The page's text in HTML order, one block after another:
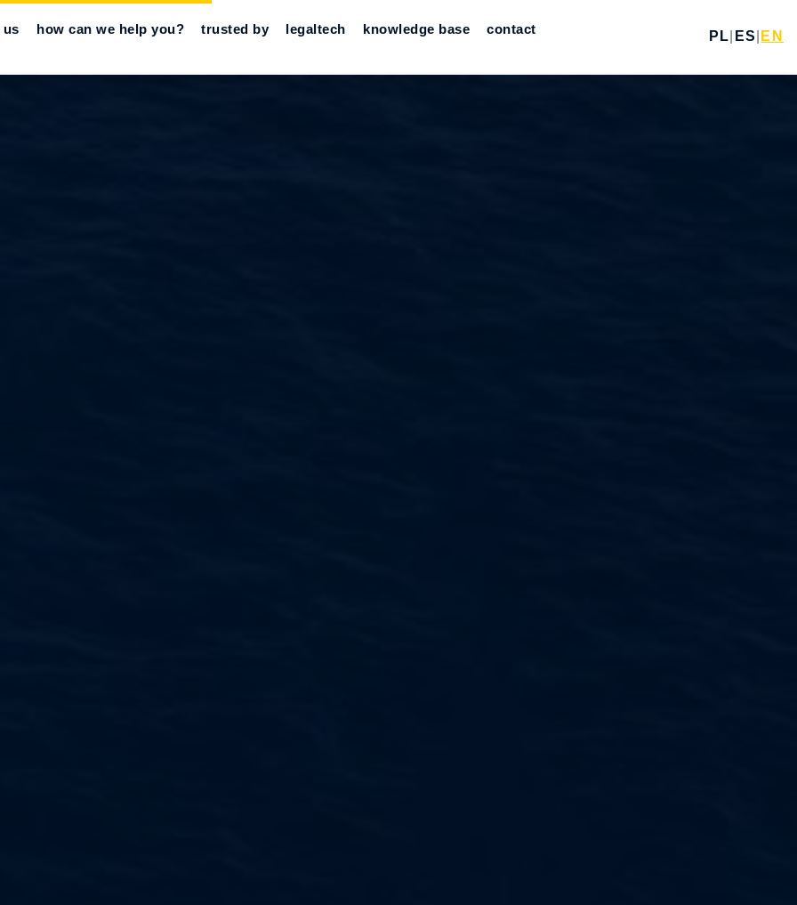
us how can we help you? trusted by legaltech knowledge base contact PL ES EN